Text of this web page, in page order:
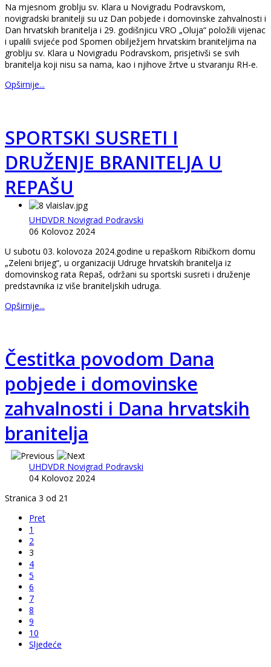
Na mjesnom groblju sv. Klara u Novigradu Podravskom,
novigradski branitelji su uz Dan pobjede i domovinske zahvalnosti i
Dan hrvatskih branitelja i 29. godišnjicu VRO „Oluja“ položili vijenac
i upalili svijeće pod Spomen obilježjem hrvatskim braniteljima na
groblju sv. Klara u Novigradu Podravskom, prisjetivši se svih
branitelja koji nisu sa nama, kao i njihove žrtve u stvaranju RH-e.
Opširnije...
SPORTSKI SUSRETI I
DRUŽENJE BRANITELJA U
REPAŠU
UHDVDR Novigrad Podravski
06 Kolovoz 2024
U subotu 03. kolovoza 2024.godine u repaškom Ribičkom domu
„Zeleni brijeg“, u organizaciji Udruge hrvatskih branitelja iz
domovinskog rata Repaš, održani su sportski susreti i druženje
predstavnika iz više braniteljskih udruga.
Opširnije...
Čestitka povodom Dana
pobjede i domovinske
zahvalnosti i Dana hrvatskih
branitelja
UHDVDR Novigrad Podravski
04 Kolovoz 2024
Stranica 3 od 21
Pret
1
2
3
4
5
6
7
8
9
10
Sljedeće